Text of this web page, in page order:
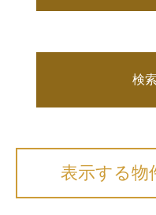
検
表示する物